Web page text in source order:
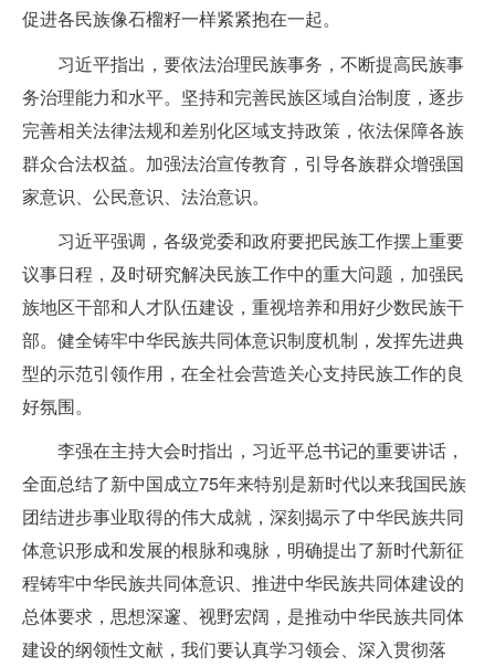
促进各民族像石榴籽一样紧紧抱在一起。
习近平指出，要依法治理民族事务，不断提高民族事
务治理能力和水平。坚持和完善民族区域自治制度，逐步
完善相关法律法规和差别化区域支持政策，依法保障各族
群众合法权益。加强法治宣传教育，引导各族群众增强国
家意识、公民意识、法治意识。
习近平强调，各级党委和政府要把民族工作摆上重要
议事日程，及时研究解决民族工作中的重大问题，加强民
族地区干部和人才队伍建设，重视培养和用好少数民族干
部。健全铸牢中华民族共同体意识制度机制，发挥先进典
型的示范引领作用，在全社会营造关心支持民族工作的良
好氛围。
李强在主持大会时指出，习近平总书记的重要讲话，
全面总结了新中国成立75年来特别是新时代以来我国民族
团结进步事业取得的伟大成就，深刻揭示了中华民族共同
体意识形成和发展的根脉和魂脉，明确提出了新时代新征
程铸牢中华民族共同体意识、推进中华民族共同体建设的
总体要求，思想深邃、视野宏阔，是推动中华民族共同体
建设的纲领性文献，我们要认真学习领会、深入贯彻落